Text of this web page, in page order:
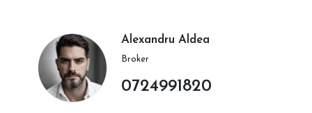
Alexandru Aldea
Broker
0724991820